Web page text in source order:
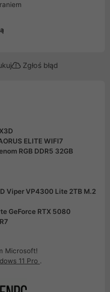
Zgłoś błąd
ELITE WIFI7
RGB DDR5 32GB
Viper VP4300 Lite 2TB M.2
GeForce RTX 5080
Microsoft!
11 Pro .